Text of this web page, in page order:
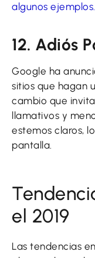
algunos ejemplos.
12. Adiós
Google ha
sitios que hagan
cambio que
llamativos y
estemos claros,
pantalla.
el 2019
Las tendencias